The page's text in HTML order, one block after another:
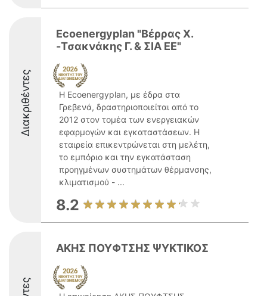
Διακριθέντες
Ecoenergyplan "Βέρρας X.
-Τσακνάκης Γ. & ΣΙΑ ΕΕ"
Η Ecoenergyplan, με έδρα στα
Γρεβενά, δραστηριοποιείται από το
2012 στον τομέα των ενεργειακών
εφαρμογών και εγκαταστάσεων. Η
εταιρεία επικεντρώνεται στη μελέτη,
το εμπόριο και την εγκατάσταση
προηγμένων συστημάτων θέρμανσης,
κλιματισμού - ...
8.2
ΑΚΗΣ ΠΟΥΦΤΣΗΣ ΨΥΚΤΙΚΟΣ